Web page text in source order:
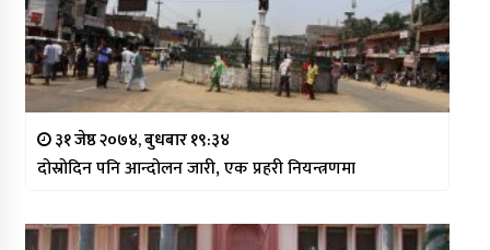
३१ जेष्ठ २०७४, बुधबार १९:३४
दोस्रोदिन पनि आन्दोलन जारी, एक प्रहरी नियन्त्रणमा